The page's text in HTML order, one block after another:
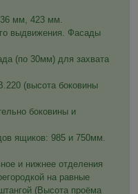
мм, 423 мм.
выдвижения. Фасады
(по 30мм) для захвата
(высота боковины
боковины и
ящиков: 985 и 750мм.
и нижнее отделения
на равные
(Высота проёма